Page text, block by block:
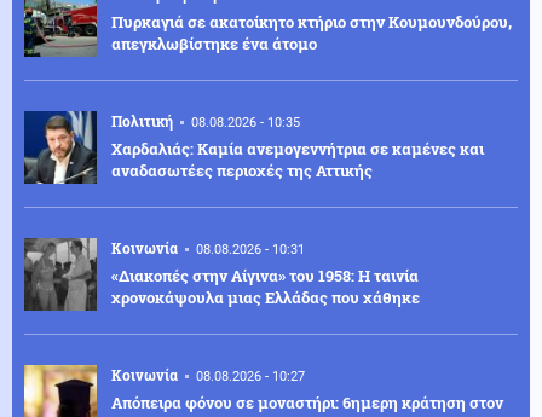
Πυρκαγιά σε ακατοίκητο κτήριο στην Κουμουνδούρου,
απεγκλωβίστηκε ένα άτομο
Πολιτική 08.08.2026 - 10:35
Χαρδαλιάς: Καμία ανεμογεννήτρια σε καμένες και
αναδασωτέες περιοχές της Αττικής
Κοινωνία 08.08.2026 - 10:31
«Διακοπές στην Αίγινα» του 1958: Η ταινία
χρονοκάψουλα μιας Ελλάδας που χάθηκε
Κοινωνία 08.08.2026 - 10:27
Απόπειρα φόνου σε μοναστήρι: 6ημερη κράτηση στον